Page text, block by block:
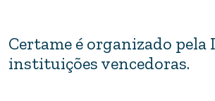
Certame é organizado
instituições vencedoras.